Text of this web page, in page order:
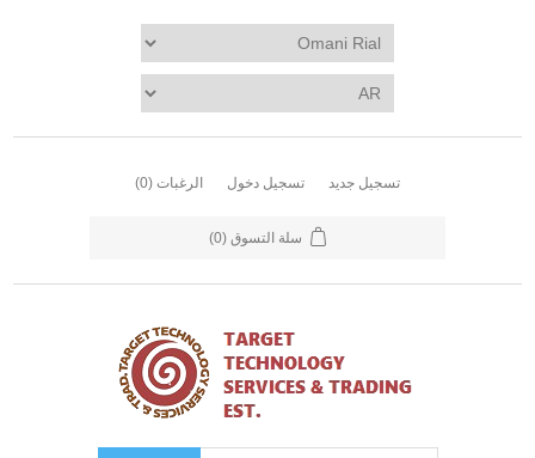
تسجيل جديد تسجيل دخول الرغبات (0)
سلة التسوق (0)